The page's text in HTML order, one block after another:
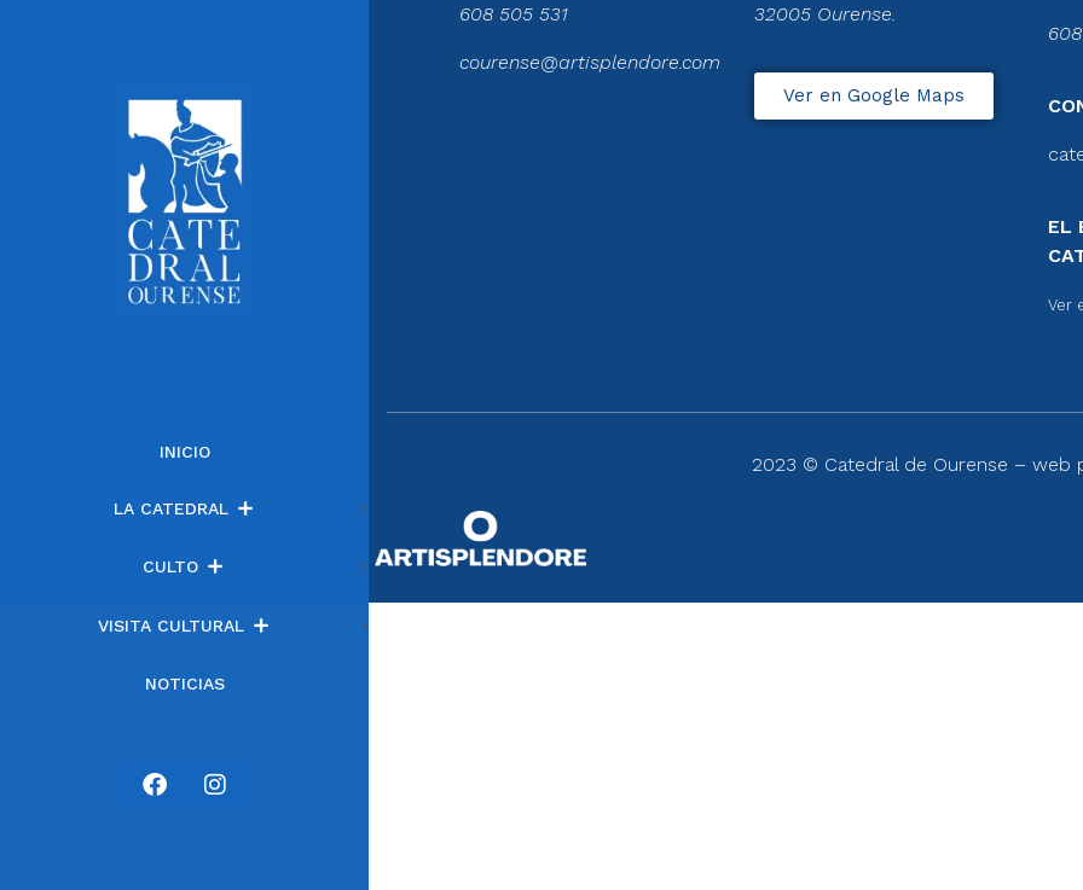
INICIO
LA CATEDRAL
CULTO
VISITA CULTURAL
NOTICIAS
608 505 531
courense@artisplendore.com
32005 Ourense.
Ver en Google Maps
EL
Ver
2023 © Catedral de Ourense – web